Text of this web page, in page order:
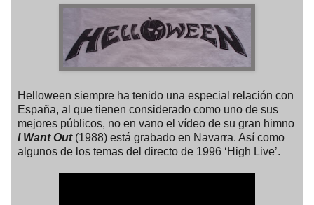
Helloween siempre ha tenido una especial relación con
España, al que tienen considerado como uno de sus
mejores públicos, no en vano el vídeo de su gran himno
I Want Out(1988) está grabado en Navarra. Así como
algunos de los temas del directo de 1996 ‘High Live’.